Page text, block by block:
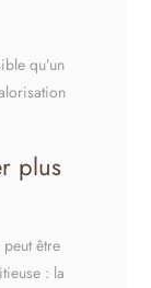
qu’un
plus
être
: la